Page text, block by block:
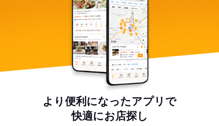
より便利になったアプリで
快適にお店探し